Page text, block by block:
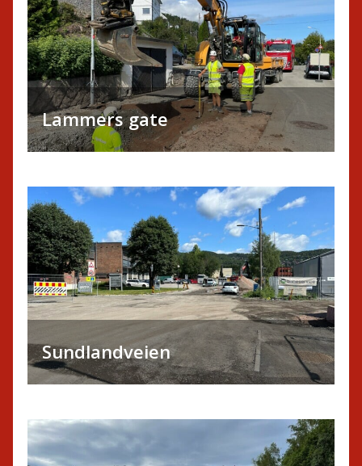
Lammers gate
Sundlandveien